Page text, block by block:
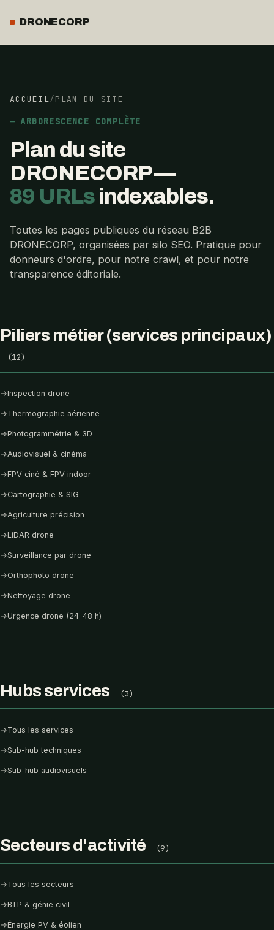
DRONECORP
ACCUEIL/PLAN DU SITE
ARBORESCENCE COMPLÈTE
Plan du site
DRONECORP —
89 URLsindexables.
Toutes les pages publiques du réseau B2B
DRONECORP, organisées par silo SEO. Pratique pour
donneurs d'ordre, pour notre crawl, et pour notre
transparence éditoriale.
Piliers métier (services principaux)
(12)
→Inspection drone
→Thermographie aérienne
→Photogrammétrie & 3D
→Audiovisuel & cinéma
→FPV ciné & FPV indoor
→Cartographie & SIG
→Agriculture précision
→LiDAR drone
→Surveillance par drone
→Orthophoto drone
→Nettoyage drone
→Urgence drone (24-48 h)
Hubs services (3)
→Tous les services
→Sub-hub techniques
→Sub-hub audiovisuels
Secteurs d'activité (9)
→Tous les secteurs
→BTP & génie civil
→Énergie PV & éolien